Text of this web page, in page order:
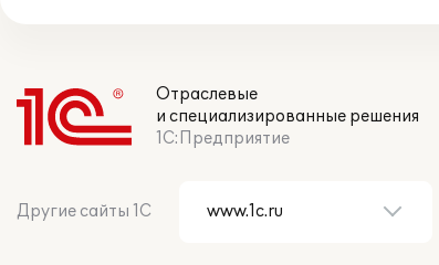
Отраслевые
и специализированные решения
1С:Предприятие
Другие сайты 1С